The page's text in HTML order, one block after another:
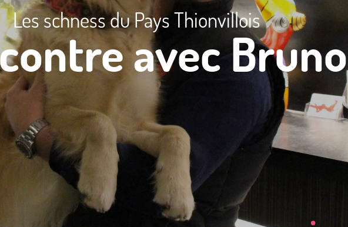
Les schness du Pays Thionvillois
avec Bruno